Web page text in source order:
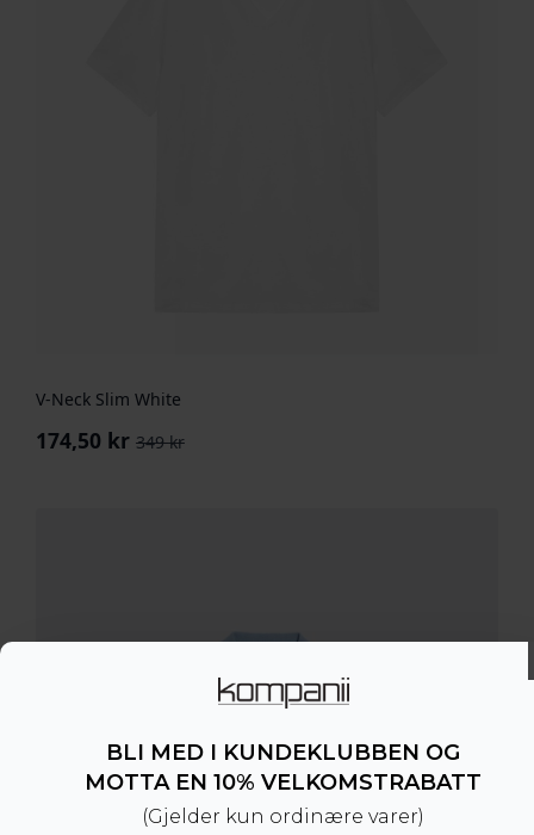
V-Neck Slim White
349kr
Opprinnelig
174,50 kr
Nåværende
BLI MED I KUNDEKLUBBEN OG
MOTTA EN 10% VELKOMSTRABATT
(Gjelder kun ordinære varer)